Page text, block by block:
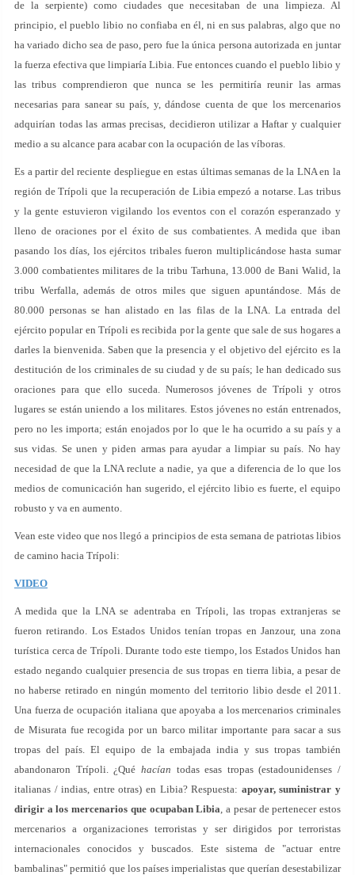
de la serpiente) como ciudades que necesitaban de una limpieza. Al
principio, el pueblo libio no confiaba en él, ni en sus palabras, algo que no
ha variado dicho sea de paso, pero fue la única persona autorizada en juntar
la fuerza efectiva que limpiaría Libia. Fue entonces cuando el pueblo libio y
las tribus comprendieron que nunca se les permitiría reunir las armas
necesarias para sanear su país, y, dándose cuenta de que los mercenarios
adquirían todas las armas precisas, decidieron utilizar a Haftar y cualquier
medio a su alcance para acabar con la ocupación de las víboras.
Es a partir del reciente despliegue en estas últimas semanas de la LNA en la
región de Trípoli que la recuperación de Libia empezó a notarse. Las tribus
y la gente estuvieron vigilando los eventos con el corazón esperanzado y
lleno de oraciones por el éxito de sus combatientes. A medida que iban
pasando los días, los ejércitos tribales fueron multiplicándose hasta sumar
3.000 combatientes militares de la tribu Tarhuna, 13.000 de Bani Walid, la
tribu Werfalla, además de otros miles que siguen apuntándose. Más de
80.000 personas se han alistado en las filas de la LNA. La entrada del
ejército popular en Trípoli es recibida por la gente que sale de sus hogares a
darles la bienvenida. Saben que la presencia y el objetivo del ejército es la
destitución de los criminales de su ciudad y de su país; le han dedicado sus
oraciones para que ello suceda. Numerosos jóvenes de Trípoli y otros
lugares se están uniendo a los militares. Estos jóvenes no están entrenados,
pero no les importa; están enojados por lo que le ha ocurrido a su país y a
sus vidas. Se unen y piden armas para ayudar a limpiar su país. No hay
necesidad de que la LNA reclute a nadie, ya que a diferencia de lo que los
medios de comunicación han sugerido, el ejército libio es fuerte, el equipo
robusto y va en aumento.
Vean este video que nos llegó a principios de esta semana de patriotas libios
de camino hacia Trípoli:
VIDEO
A medida que la LNA se adentraba en Trípoli, las tropas extranjeras se
fueron retirando. Los Estados Unidos tenían tropas en Janzour, una zona
turística cerca de Trípoli. Durante todo este tiempo, los Estados Unidos han
estado negando cualquier presencia de sus tropas en tierra libia, a pesar de
no haberse retirado en ningún momento del territorio libio desde el 2011.
Una fuerza de ocupación italiana que apoyaba a los mercenarios criminales
de Misurata fue recogida por un barco militar importante para sacar a sus
tropas del país. El equipo de la embajada india y sus tropas también
abandonaron Trípoli. ¿Qué hacían todas esas tropas (estadounidenses /
italianas / indias, entre otras) en Libia? Respuesta: apoyar, suministrar y
dirigir a los mercenarios que ocupaban Libia, a pesar de pertenecer estos
mercenarios a organizaciones terroristas y ser dirigidos por terroristas
internacionales conocidos y buscados. Este sistema de "actuar entre
bambalinas" permitió que los países imperialistas que querían desestabilizar